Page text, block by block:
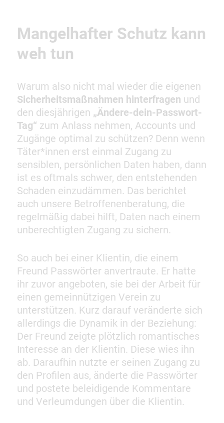
Mangelhafter Schutz kann
weh tun
Warum also nicht mal wieder die eigenen
Sicherheitsmaßnahmen hinterfragen und
den diesjährigen „Ändere-dein-Passwort-
Tag“ zum Anlass nehmen, Accounts und
Zugänge optimal zu schützen? Denn wenn
Täter*innen erst einmal Zugang zu
sensiblen, persönlichen Daten haben, dann
ist es oftmals schwer, den entstehenden
Schaden einzudämmen. Das berichtet
auch unsere Betroffenenberatung, die
regelmäßig dabei hilft, Daten nach einem
unberechtigten Zugang zu sichern.
So auch bei einer Klientin, die einem
Freund Passwörter anvertraute. Er hatte
ihr zuvor angeboten, sie bei der Arbeit für
einen gemeinnützigen Verein zu
unterstützen. Kurz darauf veränderte sich
allerdings die Dynamik in der Beziehung:
Der Freund zeigte plötzlich romantisches
Interesse an der Klientin. Diese wies ihn
ab. Daraufhin nutzte er seinen Zugang zu
den Profilen aus, änderte die Passwörter
und postete beleidigende Kommentare
und Verleumdungen über die Klientin.